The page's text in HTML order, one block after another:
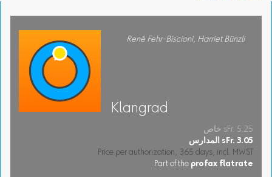
René Fehr-Biscioni, Harriet Bünzli
Klangrad
خاص sFr. 5.25
المدارس sFr. 3.05
Price per authorization, 365 days, incl. MWST
Part of the profax flatrate